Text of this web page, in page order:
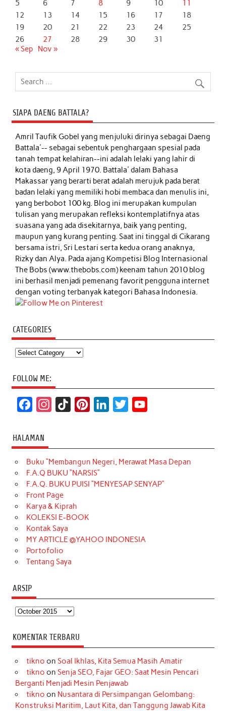
5 6 7 8 9 10
11
12
13 14 15 16 17
18
19
20 21 22 23 24
25
26
27 28 29 30
31
« Sep
Nov »
SIAPA DAENG BATTALA?
Amril Taufik Gobelyang menjuluki dirinya sebagai Daeng
Battala'-- sebagai sebentuk penghargaan spesial pada
tanah tempat kelahiran--ini adalah lelaki yang lahir di
kota daeng, 9 April 1970. Battala' dalam Bahasa
Makassar yang berarti berat adalah merujuk pada berat
badan lelaki yang memiliki hobi membaca dan menulis ini,
yang berbobot 100 kg. Blog ini merupakan kumpulan
tulisan yang merupakan refleksi kontemplatifnya atas
suasana yang ada disekitarnya, baik yang penting,
maupun yang kurang penting. Saat ini tinggal di Cikarang
bersama istri, Sri Lestari serta kedua orang anaknya,
Rizky dan Alya. Pada ajang Kompetisi Blog Internasional
The Bobs (www.thebobs.com) keenam tahun 2010 blog
ini berhasil menjadi pemenang favorit pengguna internet
dengan voting terbanyak kategori Bahasa Indonesia.
CATEGORIES
Categories
FOLLOW ME:
c
e
b
o
o
k
t
a
g
r
a
m
T
o
k
t
e
r
k
e
d
t
t
e
T
u
b
HALAMAN
Buku “Membangun Negeri, Merawat Masa Depan
F.A.Q BUKU “NARSIS”
F.A.Q. BUKU PUISI “MENYESAP SENYAP”
Front Page
Karya & Kiprah
KOLEKSI E-BOOK
Kontak Saya
MY ARTICLE @YAHOO INDONESIA
Portofolio
Tentang Saya
ARSIP
Arsip
KOMENTAR TERBARU
tikno on Soal Ikhlas, Kita Semua Masih Amatir
tikno on Senja SEO, Fajar GEO: Saat Mesin Pencari
Berganti Menjadi Mesin Penjawab
tikno on Nusantara di Persimpangan Gelombang:
Konstruksi Maritim, Laut Kita, dan Tanggung Jawab Kita